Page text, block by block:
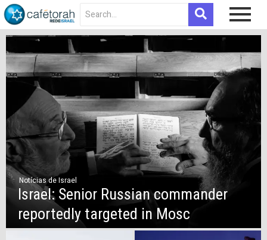
Notícias de Israel
Israel: Senior Russian commander
reportedly targeted in Mosc